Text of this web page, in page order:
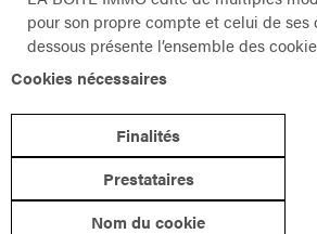
pour son propre compte et celui de
dessous présente l’ensemble des
Cookies nécessaires
Finalités
Prestataires
Nom du cookie